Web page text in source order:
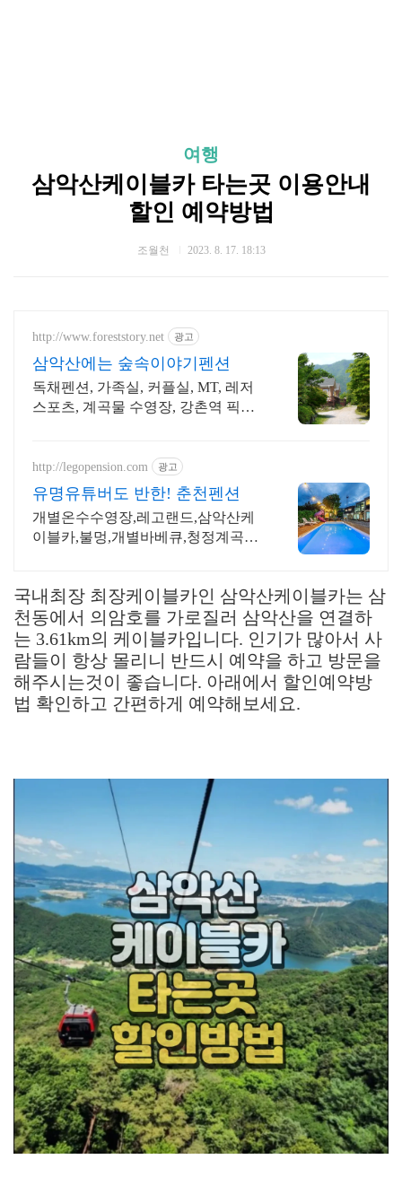
여행
삼악산케이블카 타는곳 이용안내
할인 예약방법
조월천 2023. 8. 17. 18:13
http://www.foreststory.net 광고
삼악산에는 숲속이야기펜션
독채펜션, 가족실, 커플실, MT, 레저
스포츠, 계곡물 수영장, 강촌역 픽업
http://legopension.com 광고
유명유튜버도 반한! 춘천펜션
개별온수수영장,레고랜드,삼악산케
이블카,불멍,개별바베큐,청정계곡!
국내최장 최장케이블카인 삼악산케이블카는 삼
천동에서 의암호를 가로질러 삼악산을 연결하
는 3.61km의 케이블카입니다. 인기가 많아서 사
람들이 항상 몰리니 반드시 예약을 하고 방문을
해주시는것이 좋습니다. 아래에서 할인예약방
법 확인하고 간편하게 예약해보세요.